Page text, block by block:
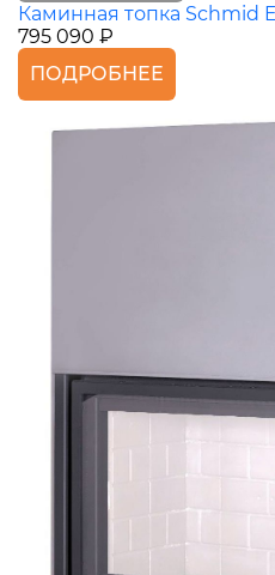
Каминная топка Schmid
795 090 ₽
ПОДРОБНЕЕ